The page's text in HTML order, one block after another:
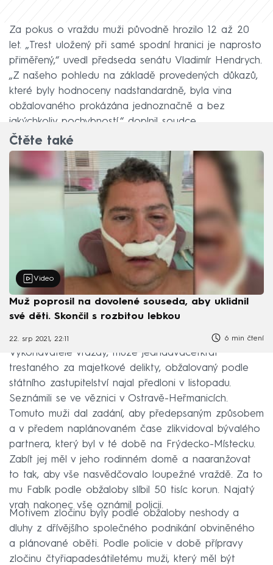
Za pokus o vraždu muži původně hrozilo 12 až 20
let. „Trest uložený při samé spodní hranici je naprosto
přiměřený,“ uvedl předseda senátu Vladimír Hendrych.
„Z našeho pohledu na základě provedených důkazů,
které byly hodnoceny nadstandardně, byla vina
obžalovaného prokázána jednoznačně a bez
jakýchkoliv pochybností,“ doplnil soudce.
Čtěte také
Video
Muž poprosil na dovolené souseda, aby uklidnil
své děti. Skončil s rozbitou lebkou
22. srp 2021, 22:11 6 min čtení
Vykonavatele vraždy, muže jednadvacetkrát
trestaného za majetkové delikty, obžalovaný podle
státního zastupitelství najal předloni v listopadu.
Seznámili se ve věznici v Ostravě-Heřmanicích.
Tomuto muži dal zadání, aby předepsaným způsobem
a v předem naplánovaném čase zlikvidoval bývalého
partnera, který byl v té době na Frýdecko-Místecku.
Zabít jej měl v jeho rodinném domě a naaranžovat
to tak, aby vše nasvědčovalo loupežné vraždě. Za to
mu Fabík podle obžaloby slíbil 50 tisíc korun. Najatý
vrah nakonec vše oznámil policii.
Motivem zločinu byly podle obžaloby neshody a
dluhy z dřívějšího společného podnikání obviněného
a plánované oběti. Podle policie v době přípravy
zločinu čtyřiapadesátiletému muži, který měl být